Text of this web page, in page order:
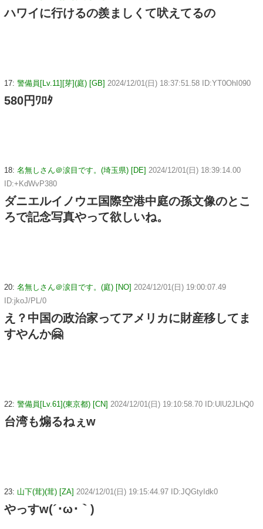
ハワイに行けるの羨ましくて吠えてるの
17: 警備員[Lv.11][芽](庭) [GB] 2024/12/01(日) 18:37:51.58 ID:YT0OhI090
580円ﾜﾛﾀ
18: 名無しさん＠涙目です。(埼玉県) [DE] 2024/12/01(日) 18:39:14.00
ID:+KdWvP380
ダニエルイノウエ国際空港中庭の孫文像のとこ
ろで記念写真やって欲しいね。
20: 名無しさん＠涙目です。(庭) [NO] 2024/12/01(日) 19:00:07.49
ID:jkoJ/PL/0
え？中国の政治家ってアメリカに財産移してま
すやんか🤗
22: 警備員[Lv.61](東京都) [CN] 2024/12/01(日) 19:10:58.70 ID:UlU2JLhQ0
台湾も煽るねぇw
23: 山下(茸)(茸) [ZA] 2024/12/01(日) 19:15:44.97 ID:JQGtyIdk0
やっすw(´･ω･｀)